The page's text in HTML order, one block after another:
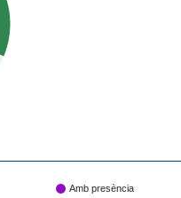
Amb presència